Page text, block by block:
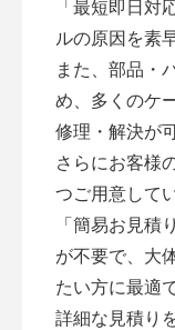
「最短即日対
ルの原因を素
また、部品・
め、多くのケ
修理・解決が
さらにお客様
つご用意して
「簡易お見積
が不要で、大
たい方に最適
詳細な見積り